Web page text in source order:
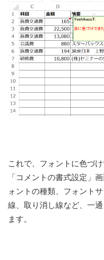
これで、フォントに色づ
「コメントの書式設定」
ォントの種類、フォント
線、取り消し線など、一
ます。